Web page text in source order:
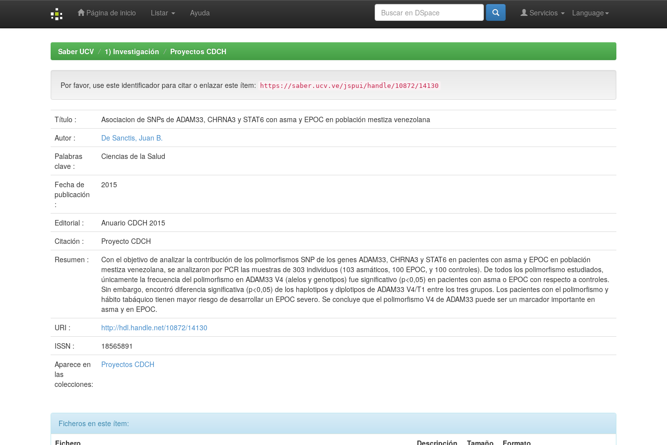
Página de inicio Listar Ayuda Language
Servicios
Saber UCV 1) Investigación Proyectos CDCH
Por favor, use este identificador para citar o enlazar este ítem: https://saber.ucv.ve/jspui/handle/10872/14130
Título :
Asociacion de SNPs de ADAM33, CHRNA3 y STAT6 con asma y EPOC en población mestiza venezolana
Autor :
De Sanctis, Juan B.
Palabras
clave :
Ciencias de la Salud
Fecha de
publicación
:
2015
Editorial :
Anuario CDCH 2015
Citación :
Proyecto CDCH
Resumen :
Con el objetivo de analizar la contribución de los polimorfismos SNP de los genes ADAM33, CHRNA3 y STAT6 en pacientes con asma y EPOC en población
mestiza venezolana, se analizaron por PCR las muestras de 303 individuos (103 asmáticos, 100 EPOC, y 100 controles). De todos los polimorfismo estudiados,
únicamente la frecuencia del polimorfismo en ADAM33 V4 (alelos y genotipos) fue significativo (p<0,05) en pacientes con asma o EPOC con respecto a controles.
Sin embargo, encontró diferencia significativa (p<0,05) de los haplotipos y diplotipos de ADAM33 V4/T1 entre los tres grupos. Los pacientes con el polimorfismo y
hábito tabáquico tienen mayor riesgo de desarrollar un EPOC severo. Se concluye que el polimorfismo V4 de ADAM33 puede ser un marcador importante en
asma y en EPOC.
URI :
http://hdl.handle.net/10872/14130
ISSN :
18565891
Aparece en
las
colecciones:
Proyectos CDCH
Ficheros en este ítem:
Fichero
Descripción Tamaño Formato